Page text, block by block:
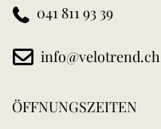
041 811 93 39
info@velotrend.ch
ÖFFNUNGSZEITEN